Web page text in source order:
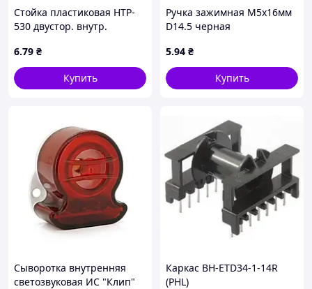
Стойка пластиковая HTP-
530 двустор. внутр.
6.79 ₴
Купить
Ручка зажимная М5х16мм
D14.5 черная
5.94 ₴
Купить
Сыворотка внутренняя
светозвуковая ИС "Клип"
Каркас BH-ETD34-1-14R
(PHL)